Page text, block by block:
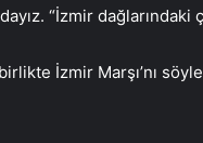
“İzmir
İzmir Marşı’nı